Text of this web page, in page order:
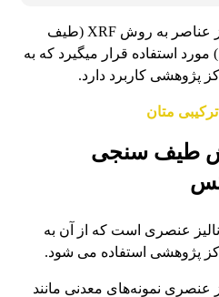
همچنین از گاز پیتن برای آنالیز عناصر به روش XRF (طیف
استفاده قرار میگیرد که به
پژوهشی کاربرد دارد.
متان
طیف سنجی
عنصری است که از آن به
پژوهشی استفاده می‌ شود.
عنصری نمونه‌های معدنی مانند